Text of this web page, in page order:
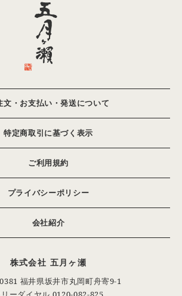
文・お支払い・発送について
特定商取引に基づく表示
ご利用規約
プライバシーポリシー
会社紹介
株式会社 五月ヶ瀬
福井県坂井市丸岡町舟寄9-1